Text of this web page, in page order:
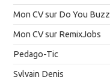
Mon CV sur Do You Buzz
Mon CV sur RemixJobs
Pedago-Tic
Sylvain Denis